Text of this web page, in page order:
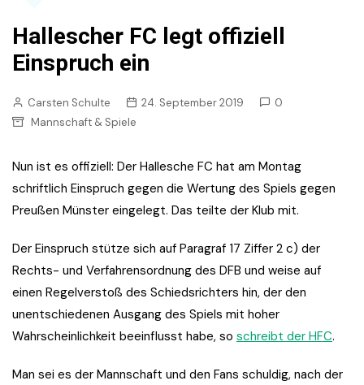
Hallescher FC legt offiziell
Einspruch ein
Carsten Schulte 24. September 2019
0
Mannschaft & Spiele
Nun ist es offiziell: Der Hallesche FC hat am Montag
schriftlich Einspruch gegen die Wertung des Spiels gegen
Preußen Münster eingelegt. Das teilte der Klub mit.
Der Einspruch stütze sich auf Paragraf 17 Ziffer 2 c) der
Rechts- und Verfahrensordnung des DFB und weise auf
einen Regelverstoß des Schiedsrichters hin, der den
unentschiedenen Ausgang des Spiels mit hoher
Wahrscheinlichkeit beeinflusst habe, so schreibt der HFC.
Man sei es der Mannschaft und den Fans schuldig, nach der